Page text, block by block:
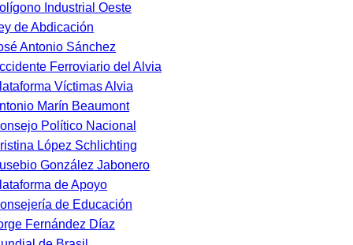
Industrial Oeste
de Abdicación
Antonio Sánchez
Ferroviario del Alvia
Víctimas Alvia
Marín Beaumont
Político Nacional
López Schlichting
González Jabonero
de Apoyo
de Educación
Fernández Díaz